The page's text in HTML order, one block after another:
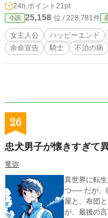
うやく気づき始めた。 一方、カミラ
削っていく
らの命を削る覚悟
いたはずだ
まを言え」と手を離
にして、本当の愛に
必ずハッピ
24h.ポイント 21pt
小説 25,158 位 / 228,781件
女主人公 ハッピーエンド
余命宣告
騎士 不治の病
26
忠犬男子が懐きすぎて
竜弥
異世界に転
つ── だが、
屋と、布団と、そして
が、最後の